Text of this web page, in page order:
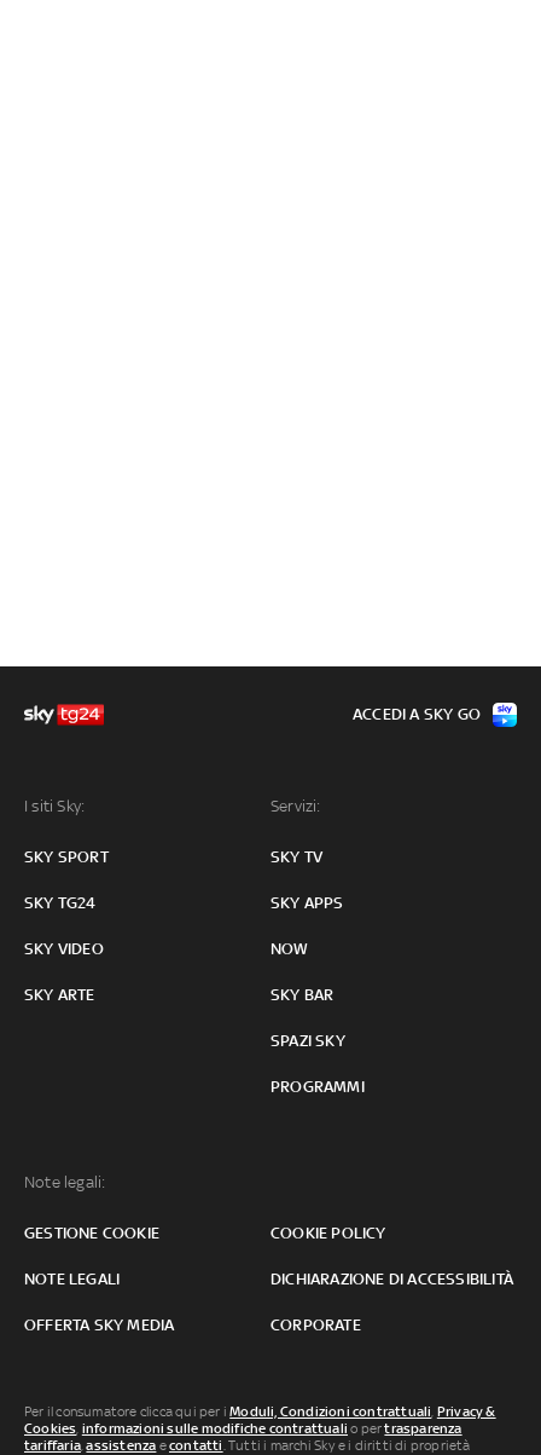
I siti Sky:
SKY SPORT
SKY TG24
SKY VIDEO
SKY ARTE
Servizi:
SKY TV
SKY APPS
NOW
SKY BAR
SPAZI SKY
PROGRAMMI
Note legali:
GESTIONE COOKIE COOKIE POLICY
NOTE LEGALI DICHIARAZIONE DI ACCESSIBILITÀ
OFFERTA SKY MEDIA CORPORATE
ACCEDI A SKY GO
Per il consumatore clicca qui per iModuli, Condizioni contrattuali, Privacy &
Cookies, informazioni sulle modifiche contrattuali o pertrasparenza
tariffaria,assistenza econtatti. Tutti i marchi Sky e i diritti di proprietà